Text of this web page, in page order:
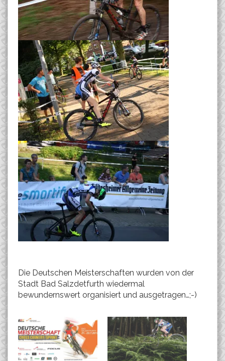
Die Deutschen Meisterschaften wurden von der
Stadt Bad Salzdetfurth wiedermal
bewundernswert organisiert und ausgetragen…;-)